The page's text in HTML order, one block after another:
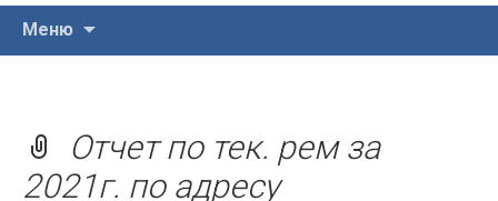
Меню
Отчет по тек. рем за
2021г. по адресу